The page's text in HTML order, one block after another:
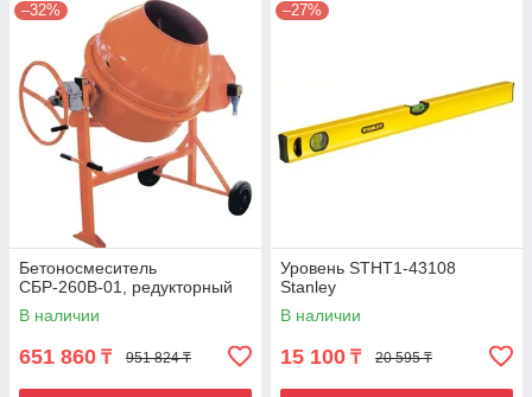
–32%
Бетоносмеситель
СБР-260В-01, редукторный
В наличии
651 860 ₸ 951 824 ₸
–27%
Уровень STHT1-43108
Stanley
В наличии
15 100 ₸ 20 595 ₸